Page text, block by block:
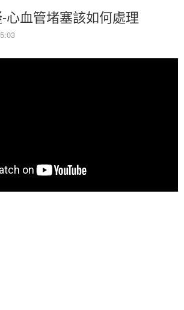
心血管堵塞該如何處理